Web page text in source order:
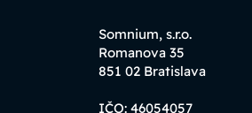
Somnium, s.r.o.
Romanova 35
851 02 Bratislava
IČO: 46054057